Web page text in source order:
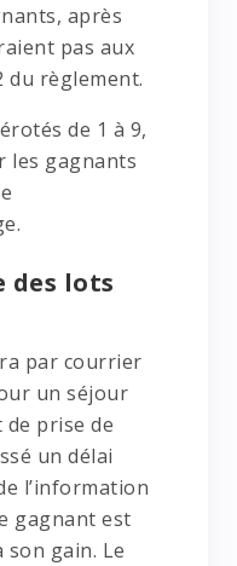
après
pas aux
du règlement.
de 1 à 9,
les gagnants
des lots
par courrier
un séjour
de prise de
un délai
l’information
gagnant est
gain. Le